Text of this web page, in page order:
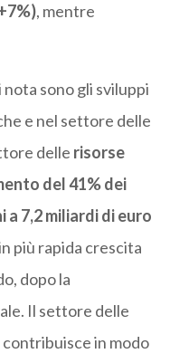
, mentre
sono gli sviluppi
e nel settore delle
delle risorse
del 41% dei
7,2 miliardi di euro
più rapida crescita
dopo la
Il settore delle
contribuisce in modo